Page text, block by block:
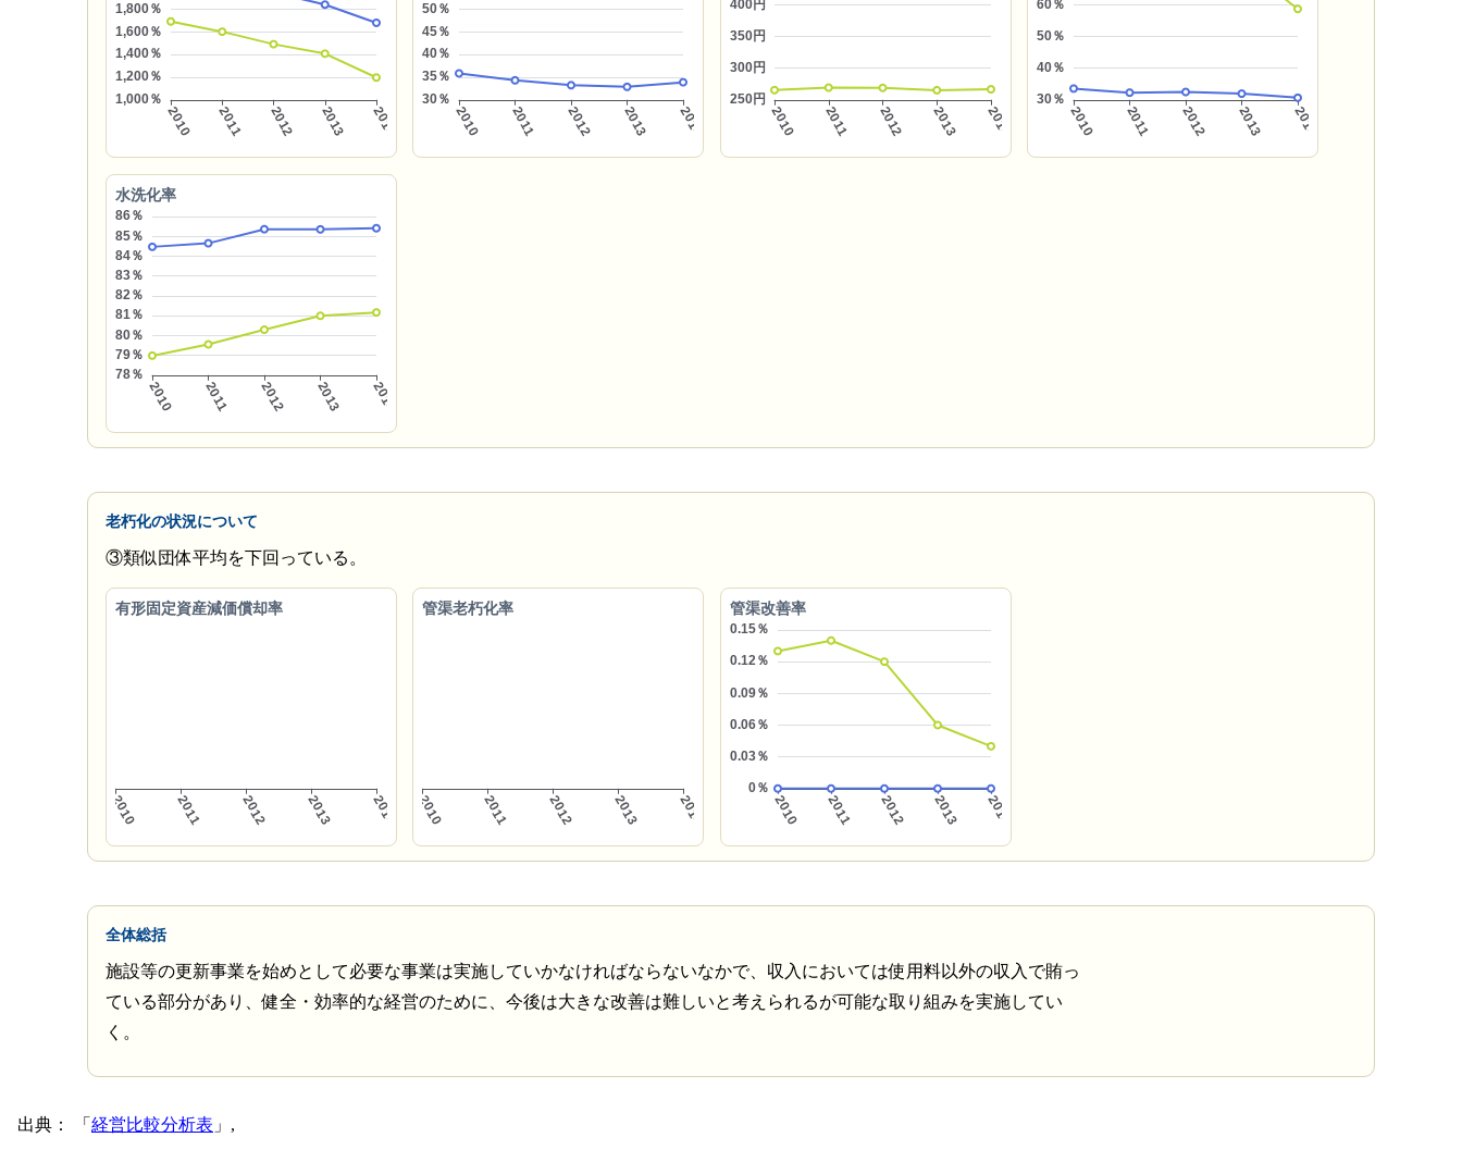
水洗化率
老朽化の状況について
③類似団体平均を下回っている。
有形固定資産減価償却率 管渠老朽化率 管渠改善率
全体総括
施設等の更新事業を始めとして必要な事業は実施していかなければならないなかで、収入においては使用料以外の収入で賄っ
ている部分があり、健全・効率的な経営のために、今後は大きな改善は難しいと考えられるが可能な取り組みを実施してい
く。
出典： 経営比較分析表 ,